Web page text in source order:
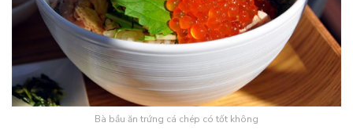
Bà bầu ăn trứng cá chép có tốt không